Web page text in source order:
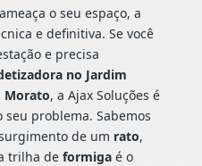
o seu espaço, a
e definitiva. Se você
e precisa
no Jardim
Morato, a Ajax Soluções é
problema. Sabemos
de um rato,
trilha de formigaé o